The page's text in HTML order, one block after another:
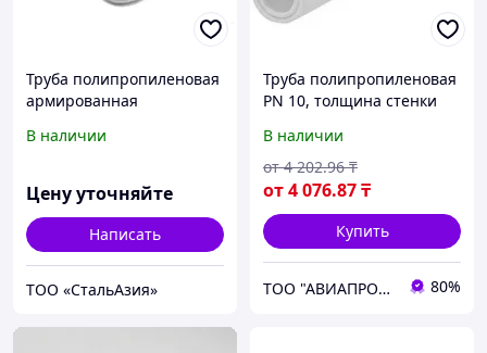
Труба полипропиленовая
армированная
белая VALFEX 32х5,4 мм РУ
2015
В наличии
Цену уточняйте
Написать
ТОО «СтальАзия»
Труба полипропиленовая
PN 10, толщина стенки
длина 4000 мм
В наличии
от4 076.87₸
от 4 202.96 ₸
Купить
ТОО "АВИАПРОМСТАЛЬ" 80%